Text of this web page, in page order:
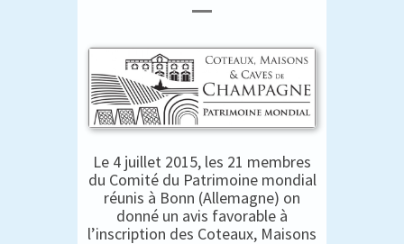
Le 4 juillet 2015, les 21 membres
du Comité du Patrimoine mondial
réunis à Bonn (Allemagne) on
donné un avis favorable à
l’inscription des Coteaux, Maisons